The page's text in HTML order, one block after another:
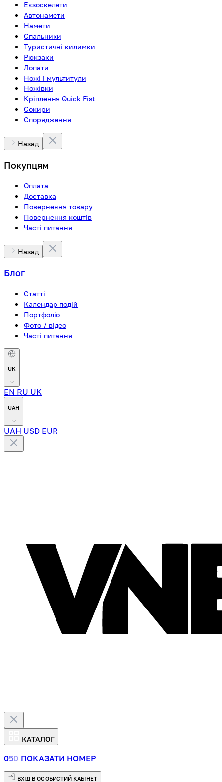
Екзоскелети
Автонамети
Намети
Спальники
Туристичні килимки
Рюкзаки
Лопати
Ножі і мультитули
Ножівки
Кріплення Quick Fist
Сокири
Спорядження
Назад
Покупцям
Оплата
Доставка
Повернення товару
Повернення коштів
Часті питання
Назад
Блог
Статті
Календар подій
Портфоліо
Фото / відео
Часті питання
UK
EN RU UK
UAH
UAH USD EUR
КАТАЛОГ
050 ПОКАЗАТИ НОМЕР
ВХІД В ОСОБИСТИЙ КАБІНЕТ